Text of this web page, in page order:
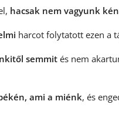
hacsak nem vagyunk
harcot folytatott ezen a
semmit és nem
ami a miénk, és